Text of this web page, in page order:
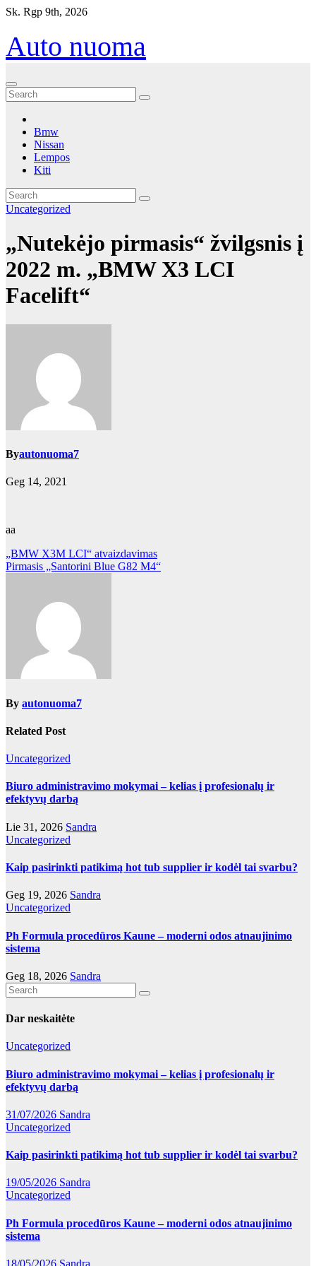
Eiti
turinio
Sk. Rgp 9th, 2026
Auto nuoma
Bmw
Nissan
Lempos
Kiti
Uncategorized
„Nutekėjo pirmasis“ žvilgsnis į
2022 m. „BMW X3 LCI
Facelift“
Byautonuoma7
Geg 14, 2021
aa
Navigacija
tarp
„BMW X3M LCI“ atvaizdavimas
Pirmasis „Santorini Blue G82 M4“
By autonuoma7
Related Post
Uncategorized
Biuro administravimo mokymai – kelias į profesionalų ir
efektyvų darbą
Lie 31, 2026 Sandra
Uncategorized
Kaip pasirinkti patikimą hot tub supplier ir kodėl tai svarbu?
Geg 19, 2026 Sandra
Uncategorized
Ph Formula procedūros Kaune – moderni odos atnaujinimo
sistema
Geg 18, 2026 Sandra
Dar neskaitėte
Uncategorized
Biuro administravimo mokymai – kelias į profesionalų ir
efektyvų darbą
31/07/2026 Sandra
Uncategorized
Kaip pasirinkti patikimą hot tub supplier ir kodėl tai svarbu?
19/05/2026 Sandra
Uncategorized
Ph Formula procedūros Kaune – moderni odos atnaujinimo
sistema
18/05/2026 Sandra